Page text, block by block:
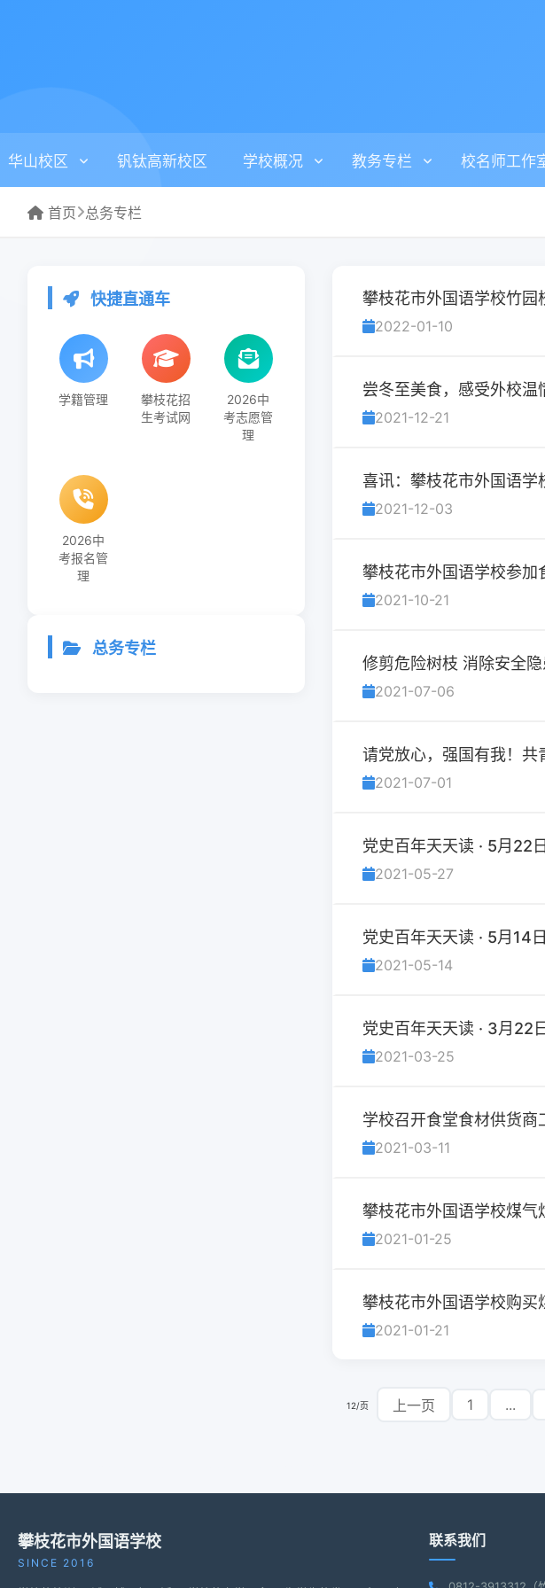
华山校区 钒钛高新校区 学校概况 教务专栏 校名师工作
首页 总务专栏
快捷直通车
学籍管理
攀枝花招
生考试网
2026中
考志愿管
理
2026中
考报名管
理
总务专栏
攀枝花市外国语学校竹园
2022-01-10
尝冬至美食，感受外校
2021-12-21
喜讯：攀枝花市外国语学
2021-12-03
攀枝花市外国语学校参
2021-10-21
修剪危险树枝 消除安全隐
2021-07-06
请党放心，强国有我！共
2021-07-01
党史百年天天读 · 5月22日
2021-05-27
党史百年天天读 · 5月14日
2021-05-14
党史百年天天读 · 3月22日
2021-03-25
学校召开食堂食材供货商
2021-03-11
攀枝花市外国语学校煤气
2021-01-25
攀枝花市外国语学校购买
2021-01-21
12/页 上一页 1 ...
攀枝花市外国语学校
SINCE 2016
联系我们